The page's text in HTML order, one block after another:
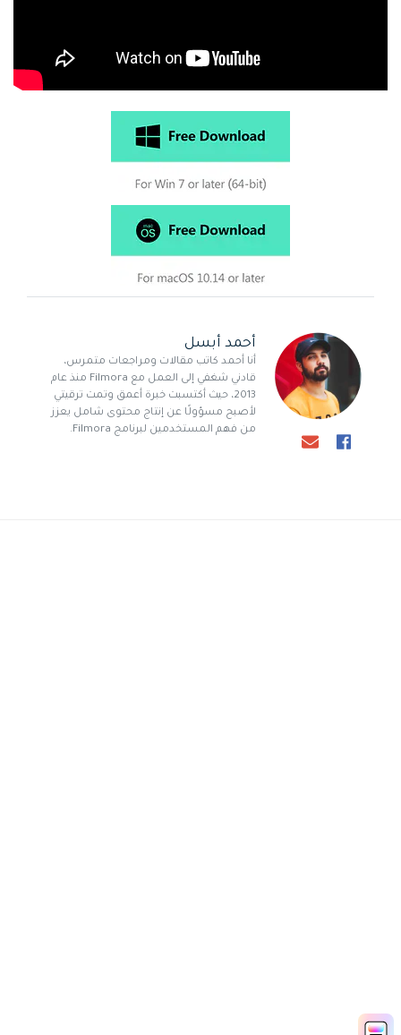
أحمد أبسل
أنا أحمد كاتب مقالات ومراجعات متمرس،
قادني شغفي إلى العمل مع Filmora منذ عام
2013، حيث أكتسبت خبرة أعمق وتمت ترقيتي
لأصبح مسؤولًا عن إنتاج محتوى شامل يعزز
من فهم المستخدمين لبرنامج Filmora.